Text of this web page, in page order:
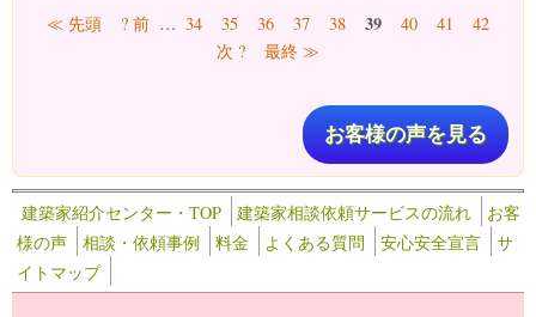
ページ
≪ 先頭 ? 前 … 34 35 36 37 38 39 40 41
42
次 ?
最終 ≫
お客様の声を見る
建築家紹介センター・TOP 建築家相談依頼サービスの流れ
お客
様の声
相談・依頼事例 料金 よくある質問 安心安全宣言
サ
イトマップ